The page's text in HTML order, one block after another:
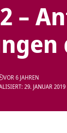
–
29. JANUAR
VOR 6 JAHREN